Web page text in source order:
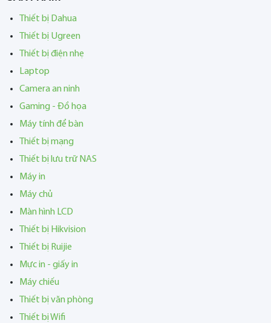
Thiết bị Dahua
Thiết bị Ugreen
Thiết bị điện nhẹ
Laptop
Camera an ninh
Gaming - Đồ họa
Máy tính để bàn
Thiết bị mạng
Thiết bị lưu trữ NAS
Máy in
Máy chủ
Màn hình LCD
Thiết bị Hikvision
Thiết bị Ruijie
Mực in - giấy in
Máy chiếu
Thiết bị văn phòng
Thiết bị Wifi